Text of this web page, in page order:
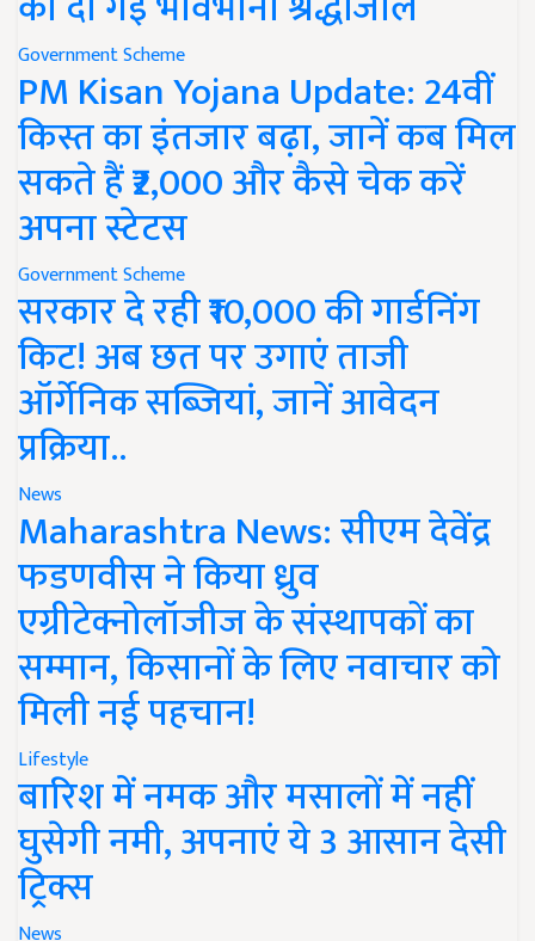
Government Scheme
PM Kisan Yojana Update: 24वीं
किस्त का इंतजार बढ़ा, जानें कब मिल
सकते हैं ₹2,000 और कैसे चेक करें
अपना स्टेटस
Government Scheme
सरकार दे रही ₹10,000 की गार्डनिंग
किट! अब छत पर उगाएं ताजी
ऑर्गेनिक सब्जियां, जानें आवेदन
प्रक्रिया..
News
Maharashtra News: सीएम देवेंद्र
फडणवीस ने किया ध्रुव
एग्रीटेक्नोलॉजीज के संस्थापकों का
सम्मान, किसानों के लिए नवाचार को
मिली नई पहचान!
Lifestyle
बारिश में नमक और मसालों में नहीं
घुसेगी नमी, अपनाएं ये 3 आसान देसी
ट्रिक्स
News